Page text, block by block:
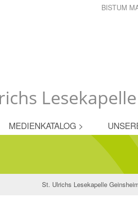
BISTUM
MEDIENKATALOG >
St. Ulrichs Lesekapelle